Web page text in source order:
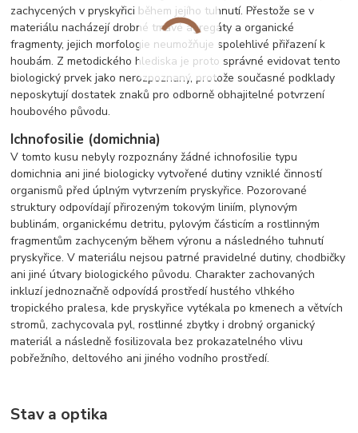
zachycených v pryskyřici během jejího tuhnutí. Přestože se v
materiálu nacházejí drobné tmavé agregáty a organické
fragmenty, jejich morfologie neumožňuje spolehlivé přiřazení k
houbám. Z metodického hlediska je proto správné evidovat tento
biologický prvek jako nerozpoznaný, protože současné podklady
neposkytují dostatek znaků pro odborně obhajitelné potvrzení
houbového původu.
Ichnofosilie (domichnia)
V tomto kusu nebyly rozpoznány žádné ichnofosilie typu
domichnia ani jiné biologicky vytvořené dutiny vzniklé činností
organismů před úplným vytvrzením pryskyřice. Pozorované
struktury odpovídají přirozeným tokovým liniím, plynovým
bublinám, organickému detritu, pylovým částicím a rostlinným
fragmentům zachyceným během výronu a následného tuhnutí
pryskyřice. V materiálu nejsou patrné pravidelné dutiny, chodbičky
ani jiné útvary biologického původu. Charakter zachovaných
inkluzí jednoznačně odpovídá prostředí hustého vlhkého
tropického pralesa, kde pryskyřice vytékala po kmenech a větvích
stromů, zachycovala pyl, rostlinné zbytky i drobný organický
materiál a následně fosilizovala bez prokazatelného vlivu
pobřežního, deltového ani jiného vodního prostředí.
Stav a optika